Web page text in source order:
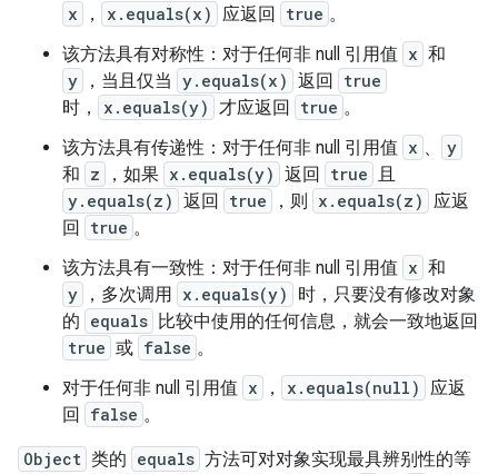
x ， x.equals(x) 应返回 true 。
该方法具有对称性：对于任何非 null 引用值 x 和
y ，当且仅当 y.equals(x) 返回 true
时， x.equals(y) 才应返回 true 。
该方法具有传递性：对于任何非 null 引用值 x 、 y
和 z ，如果 x.equals(y) 返回 true 且
y.equals(z) 返回 true ，则 x.equals(z) 应返
回
true 。
该方法具有一致性：对于任何非 null 引用值 x 和
y ，多次调用 x.equals(y)
时，只要没有修改对象
的 equals 比较中使用的任何信息，就会一致地返回
true 或 false 。
对于任何非 null 引用值 x ， x.equals(null) 应返
回
false 。
Object 类的 equals 方法可对对象实现最具辨别性的等